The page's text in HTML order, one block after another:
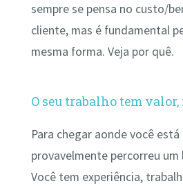
sempre se pensa no custo/
cliente, mas é fundamental
mesma forma. Veja por quê.
O seu trabalho tem valor,
Para chegar aonde você está
provavelmente percorreu
Você tem experiência,